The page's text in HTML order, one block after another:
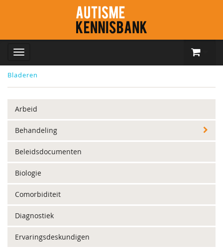
Bladeren
Arbeid
Behandeling
Beleidsdocumenten
Biologie
Comorbiditeit
Diagnostiek
Ervaringsdeskundigen